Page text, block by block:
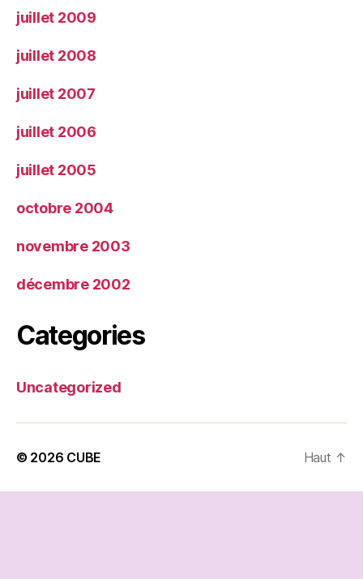
juillet 2009
juillet 2008
juillet 2007
juillet 2006
juillet 2005
octobre 2004
novembre 2003
décembre 2002
Categories
Uncategorized
© 2026 CUBE Haut ↑